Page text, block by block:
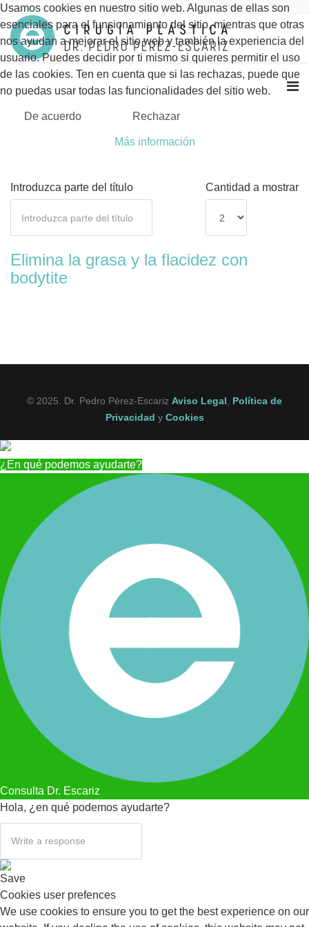
Introduzca parte del título Cantidad a mostrar
Elimina la grasa y la flacidez con
bodytite
© 2025. Dr. Pedro Pérez-Escariz Aviso Legal
Política de
Privacidad y Cookies
¿En qué podemos ayudarte?
Consulta Dr. Escariz
Hola, ¿en qué podemos ayudarte?
Usamos cookies en nuestro sitio web. Algunas de ellas son
esenciales para el funcionamiento del sitio, mientras que otras
nos ayudan a mejorar el sitio web y también la experiencia del
usuario. Puedes decidir por ti mismo si quieres permitir el uso
de las cookies. Ten en cuenta que si las rechazas, puede que
no puedas usar todas las funcionalidades del sitio web.
De acuerdo Rechazar
Más información
Save
Cookies user prefences
We use cookies to ensure you to get the best experience on our